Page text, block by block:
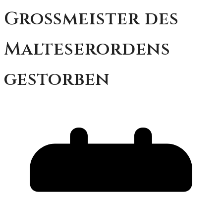
Großmeister des
Malteserordens
gestorben